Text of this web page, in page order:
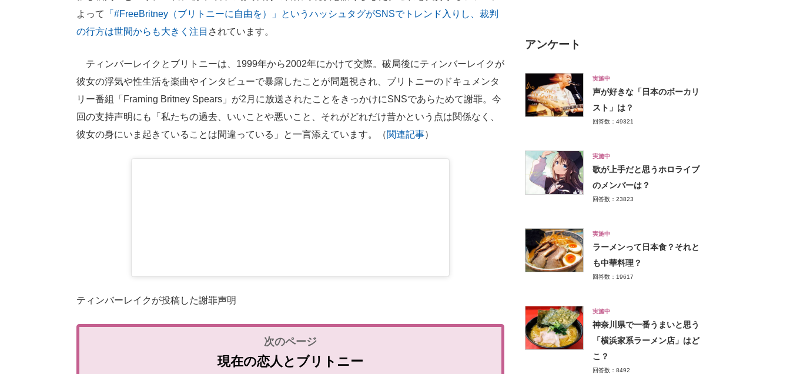
よって
「#FreeBritney（ブリトニーに自由を）」というハッシュタグがSNSでトレンド入りし、裁判
の行方は世間からも大きく注目 されています。
ティンバーレイクとブリトニーは、1999年から2002年にかけて交際。破局後にティンバーレイクが
彼女の浮気や性生活を楽曲やインタビューで暴露したことが問題視され、ブリトニーのドキュメンタ
リー番組「Framing Britney Spears」が2月に放送されたことをきっかけにSNSであらためて謝罪。今
回の支持声明にも「私たちの過去、いいことや悪いこと、それがどれだけ昔かという点は関係なく、
彼女の身にいま起きていることは間違っている」と一言添えています。（関連記事）
ティンバーレイクが投稿した謝罪声明
現在の恋人とブリトニー
アンケート
実施中
声が好きな「日本のボーカリ
スト」は？
回答数：49321
実施中
歌が上手だと思うホロライブ
のメンバーは？
回答数：23823
実施中
ラーメンって日本食？それと
も中華料理？
回答数：19617
実施中
神奈川県で一番うまいと思う
「横浜家系ラーメン店」はど
こ？
回答数：8492